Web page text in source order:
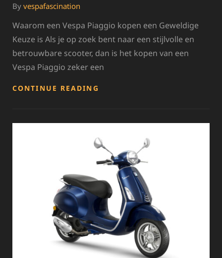
By vespafascination
Waarom een Vespa Piaggio kopen een Geweldige
Keuze is Als je op zoek bent naar een stijlvolle en
betrouwbare scooter, dan is het kopen van een
Vespa Piaggio zeker een
CONTINUE READING
VESPA
PIAGGIO
KOPEN
EEN
SLIMME
KEUZE
IS